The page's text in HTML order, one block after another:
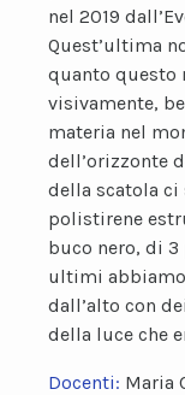
nel 2019
Quest’ultima
quanto questo
visivamente,
materia nel
dell’orizzonte
della scatola
polistirene
buco nero, di
ultimi
dall’alto con
della luce che
Docenti: Maria